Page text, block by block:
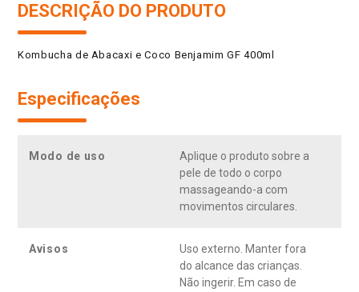
DESCRIÇÃO DO PRODUTO
Kombucha de Abacaxi e Coco Benjamim GF 400ml
Especificações
Modo de uso
Aplique o produto sobre a
pele de todo o corpo
massageando-a com
movimentos circulares.
Avisos
Uso externo. Manter fora
do alcance das crianças.
Não ingerir. Em caso de